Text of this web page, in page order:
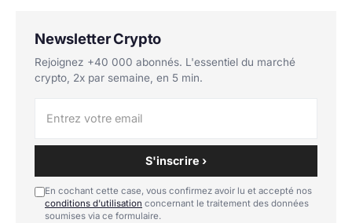
Newsletter Crypto
Rejoignez +40 000 abonnés. L'essentiel du marché
crypto, 2x par semaine, en 5 min.
S'inscrire ›
En cochant cette case, vous confirmez avoir lu et accepté nos
conditions d'utilisation concernant le traitement des données
soumises via ce formulaire.